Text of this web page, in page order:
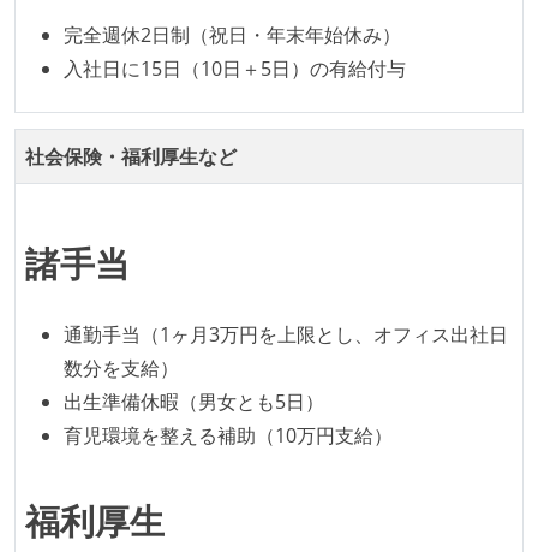
コード品質向上のための取り組み
本番にデプロイされるコードには、全てコードレビュ
「リファクタリングは随時行われるべき」という価値
観をメンバー全員が共有しており、日常的に実施して
うにしている
が実行される環境が構築されている
コード品質評価ツールを導入して、メンバーが常に確
認できるようにしている
テストの実施度
ほとんどのプロダクトコードに単体テストを記述、実
施している
完全週休2日制（祝日・年末年始休み）
入社日に15日（10日＋5日）の有給付与
社会保険・福利厚生など
諸手当
通勤手当（1ヶ月3万円を上限とし、オフィス出社日
数分を支給）
出生準備休暇（男女とも5日）
育児環境を整える補助（10万円支給）
福利厚生